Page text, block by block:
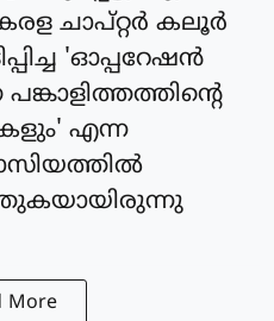
ചാപ്റ്റർ കലൂർ
'ഓപ്പറേഷൻ
എന്ന
More